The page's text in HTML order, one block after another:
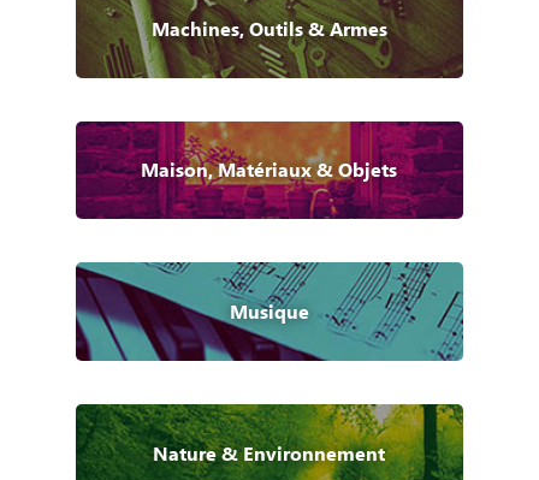
Machines, Outils & Armes
Maison, Matériaux & Objets
Musique
Nature & Environnement